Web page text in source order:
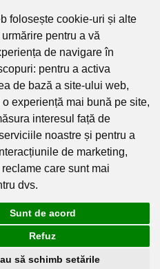
folosește cookie-uri și alte
pentru a vă
de navigare în
pentru a activa
de bază a site-ului web,
o experiență mai bună pe site,
interesul față de
noastre și pentru a
de marketing,
care sunt mai
dvs.
Sunt de acord
Refuz
să schimb setările
si climatizare CALOR